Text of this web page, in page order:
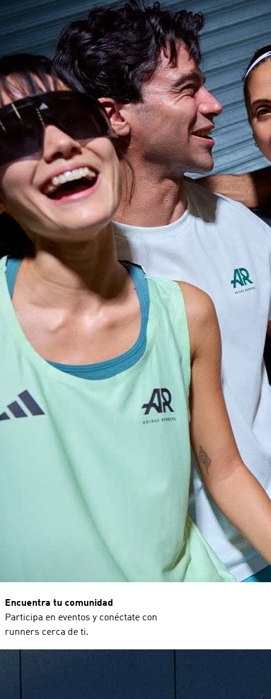
Encuentra tu comunidad
Participa en eventos y conéctate con
runners cerca de ti.